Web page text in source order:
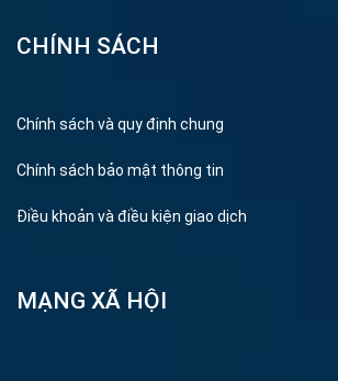
CHÍNH SÁCH
Chính sách và quy định chung
Chính sách bảo mật thông tin
Điều khoản và điều kiện giao dịch
MẠNG XÃ HỘI